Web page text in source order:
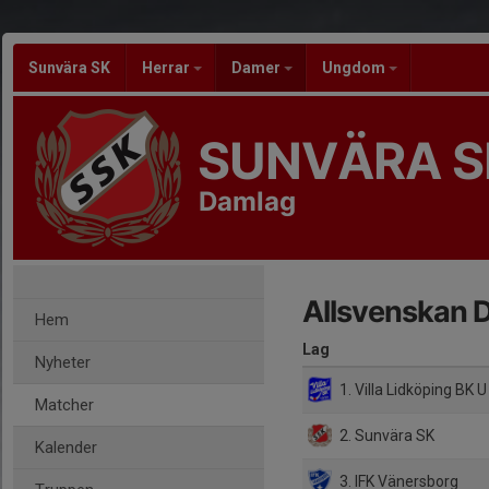
Sunvära SK Herrar Damer Ungdom
SUNVÄRA
Damlag
Hem
Nyheter
Matcher
Kalender
Allsvenskan
Lag
1. Villa Lidköping BK U
2. Sunvära SK
3. IFK Vänersborg